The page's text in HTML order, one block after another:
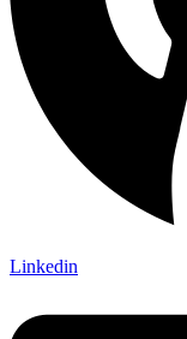
Linkedin